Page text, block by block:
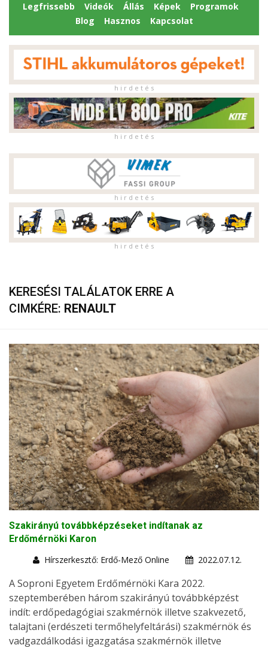
Legfrissebb Videók Állás Képek
Programok
Blog
Hasznos Kapcsolat
h i r d e t é s
h i r d e t é s
h i r d e t é s
h i r d e t é s
KERESÉSI TALÁLATOK ERRE A
CIMKÉRE: RENAULT
Szakirányú továbbképzéseket indítanak az
Erdőmérnöki Karon
Hírszerkesztő: Erdő-Mező Online
2022.07.12.
A Soproni Egyetem Erdőmérnöki Kara 2022.
szeptemberében három szakirányú továbbképzést
indít: erdőpedagógiai szakmérnök illetve szakvezető,
talajtani (erdészeti termőhelyfeltárási) szakmérnök és
vadgazdálkodási igazgatása szakmérnök illetve